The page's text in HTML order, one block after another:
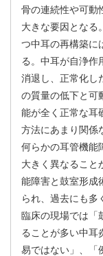
骨の連続性や可動
大きな要因となる
つ中耳の再構築に
る。中耳が自浄作
消退し、正常化し
の質量の低下と可
能が全く正常な耳
方法にあまり関係
何らかの耳管機能
大きく異なること
能障害と鼓室形成
られ、過去にも多
臨床の現場では「
ることが多い中耳
易ではない」、「